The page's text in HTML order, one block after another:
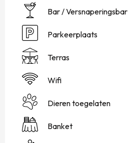
Bar / Versnaperingsbar
Parkeerplaats
Terras
Wifi
Dieren toegelaten
Banket